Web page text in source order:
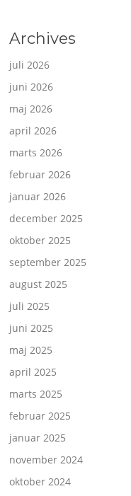
Archives
juli 2026
juni 2026
maj 2026
april 2026
marts 2026
februar 2026
januar 2026
december 2025
oktober 2025
september 2025
august 2025
juli 2025
juni 2025
maj 2025
april 2025
marts 2025
februar 2025
januar 2025
november 2024
oktober 2024